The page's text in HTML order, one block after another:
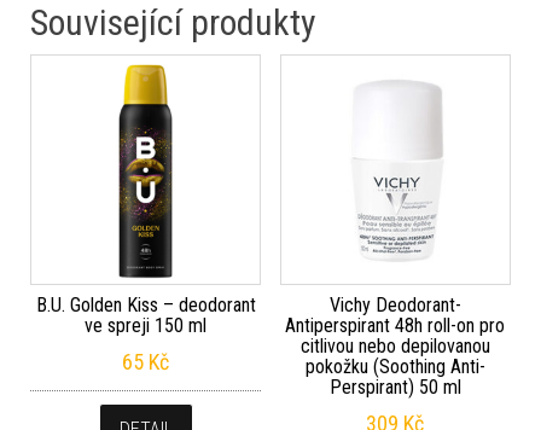
Související produkty
B.U. Golden Kiss – deodorant
ve spreji 150 ml
65 Kč
Vichy Deodorant-
Antiperspirant 48h roll-on pro
citlivou nebo depilovanou
pokožku (Soothing Anti-
Perspirant) 50 ml
309 Kč